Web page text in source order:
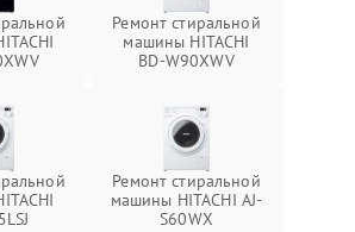
Ремонт стиральной
машины HITACHI
BD-W90XWV
Ремонт стиральной
машины HITACHI AJ-
S60WX